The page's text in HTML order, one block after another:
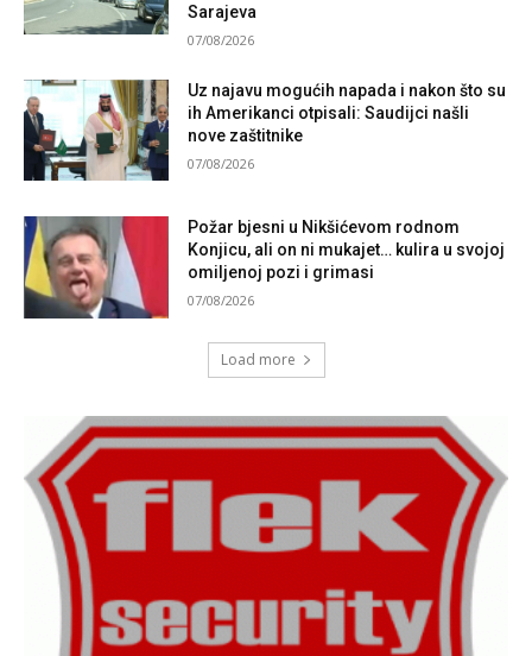
Sarajeva
07/08/2026
Uz najavu mogućih napada i nakon što su
ih Amerikanci otpisali: Saudijci našli
nove zaštitnike
07/08/2026
Požar bjesni u Nikšićevom rodnom
Konjicu, ali on ni mukajet… kulira u svojoj
omiljenoj pozi i grimasi
07/08/2026
Load more